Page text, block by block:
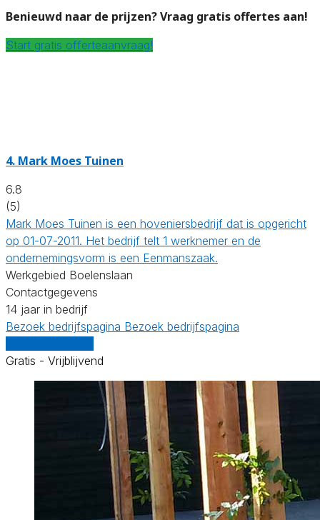
Benieuwd naar de prijzen? Vraag gratis offertes aan!
Start gratis offerteaanvraag!
4. Mark Moes Tuinen
6.8
(5)
Mark Moes Tuinen is een hoveniersbedrijf dat is opgericht
op 01-07-2011. Het bedrijf telt 1 werknemer en de
ondernemingsvorm is een Eenmanszaak.
Werkgebied Boelenslaan
Contactgegevens
14 jaar in bedrijf
Bezoek bedrijfspagina Bezoek bedrijfspagina
Gratis - Vrijblijvend